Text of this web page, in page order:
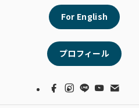
For English
プロフィール